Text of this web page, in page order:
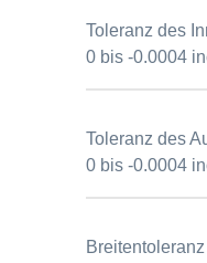
Toleranz des
0 bis -0.0004
Toleranz des
0 bis -0.0004
Breitentoleranz